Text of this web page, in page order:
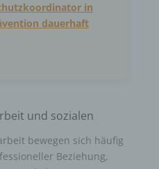
in
dauerhaft
und sozialen
bewegen sich häufig
Beziehung,